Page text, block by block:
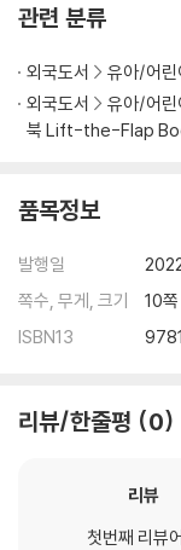
관련 분류
외국도서 유아/어린
외국도서
유아/어린
북 Lift-the-Flap
품목정보
발행일
쪽수, 무게, 크기
10
ISBN13
리뷰/한줄평 0
리뷰
첫번째 리뷰